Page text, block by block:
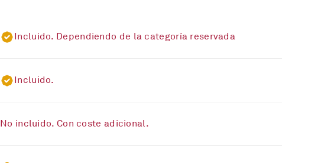
Incluido. Dependiendo de la categoría reservada
Incluido.
No incluido. Con coste adicional.